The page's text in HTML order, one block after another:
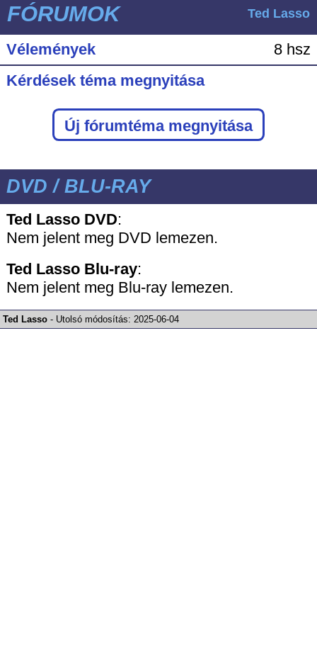
FÓRUMOK Ted Lasso
Vélemények
8 hsz
Kérdések téma megnyitása
Új fórumtéma megnyitása
DVD / BLU-RAY
Ted Lasso DVD:
Nem jelent meg DVD lemezen.
Ted Lasso Blu-ray:
Nem jelent meg Blu-ray lemezen.
Ted Lasso - Utolsó módosítás: 2025-06-04